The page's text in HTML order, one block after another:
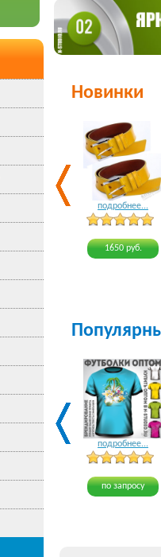
Новинки
подробнее...
1650 руб.
подробнее...
по запросу